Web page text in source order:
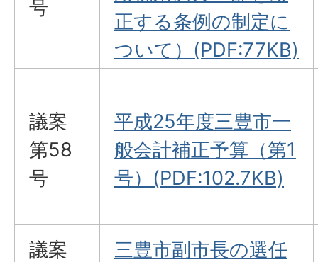
号
正する条例の制定に
ついて）(PDF:77KB)
議案
第58
号
平成25年度三豊市一
般会計補正予算（第1
号）(PDF:102.7KB)
議案
三豊市副市長の選任